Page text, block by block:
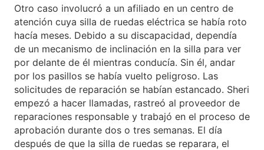
Otro caso involucró a un afiliado en un centro de
atención cuya silla de ruedas eléctrica se había roto
hacía meses. Debido a su discapacidad, dependía
de un mecanismo de inclinación en la silla para ver
por delante de él mientras conducía. Sin él, andar
por los pasillos se había vuelto peligroso. Las
solicitudes de reparación se habían estancado. Sheri
empezó a hacer llamadas, rastreó al proveedor de
reparaciones responsable y trabajó en el proceso de
aprobación durante dos o tres semanas. El día
después de que la silla de ruedas se reparara, el